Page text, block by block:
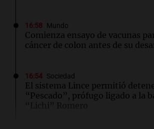
16:58 Mundo
Comienza ensayo de vacunas
cáncer de colon antes de su
16:54 Sociedad
El sistema Lince permitió
“Pescado”, prófugo ligado a la
“Lichi” Romero